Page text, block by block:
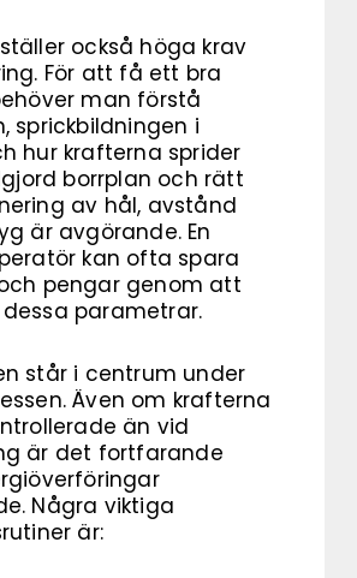
också höga krav
För att få ett bra
man förstå
sprickbildningen i
hur krafterna sprider
borrplan och rätt
av hål, avstånd
är avgörande. En
kan ofta spara
pengar genom att
parametrar.
står i centrum under
Även om krafterna
än vid
är det fortfarande
Några viktiga
är: